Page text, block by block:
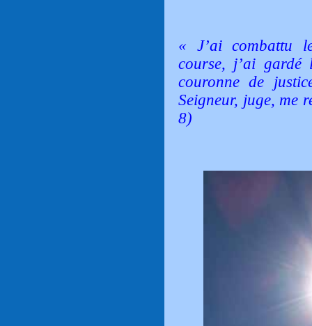
« J’ai combattu
course, j’ai
couronne de
Seigneur, juge, me
8)